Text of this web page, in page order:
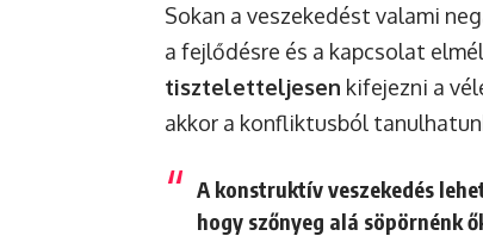
Sokan a veszekedést valami
a fejlődésre és a kapcsolat
tiszteletteljesen kifejezni a
akkor a konfliktusból
A konstruktív veszekedés
hogy szőnyeg alá söpörnénk